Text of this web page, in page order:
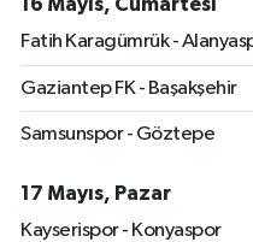
16 Mayıs, Cumartesi
Fatih Karagümrük -
Gaziantep FK - Başakşehir
Samsunspor - Göztepe
17 Mayıs, Pazar
Kayserispor - Konyaspor